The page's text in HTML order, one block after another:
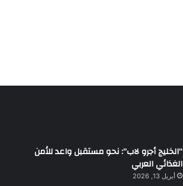
“الخليج أجرو لاب”: نحو مستقبل واعد للأمن
الغذائي العربي
أبريل 13, 2026